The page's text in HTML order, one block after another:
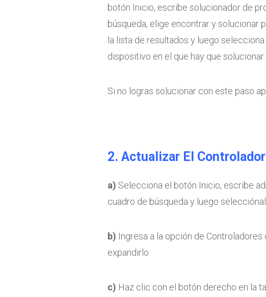
botón Inicio, escribe solucionador de
búsqueda, elige encontrar y solucionar
la lista de resultados y luego
dispositivo en el que hay que solucionar
Si no logras solucionar con este paso
2. Actualizar El
a) Selecciona el botón Inicio, escribe
cuadro de búsqueda y luego
b) Ingresa a la opción de
expandirlo.
c) Haz clic con el botón derecho en la